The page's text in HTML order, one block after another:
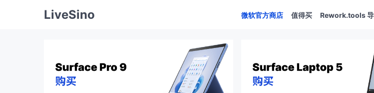
LiveSino 微软官方商店 值得买 Rework.tools